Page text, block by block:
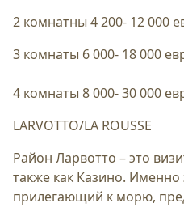
2 комнатны 4 200- 12 000
3 комнаты 6 000- 18 000
4 комнаты 8 000- 30 000
LARVOTTO/LA ROUSSE
Район Ларвотто – это
также как Казино. Именно
прилегающий к морю,